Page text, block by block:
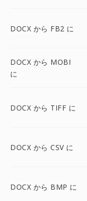
DOCX から FB2 に
DOCX から MOBI
に
DOCX から TIFF に
DOCX から CSV に
DOCX から BMP に